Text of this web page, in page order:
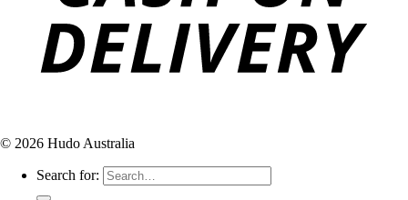
© 2026 Hudo Australia
Search for: